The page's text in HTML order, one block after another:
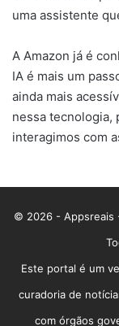
uma assistente
A Amazon já é
IA é mais um
ainda mais
nessa tecnologia,
interagimos com
© 2026 - Appsreais
Este portal é um
curadoria de
com órgãos